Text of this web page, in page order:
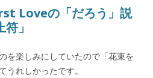
Loveの「だろう」説
」
を楽しみにしていたので「花束を
うれしかったです。